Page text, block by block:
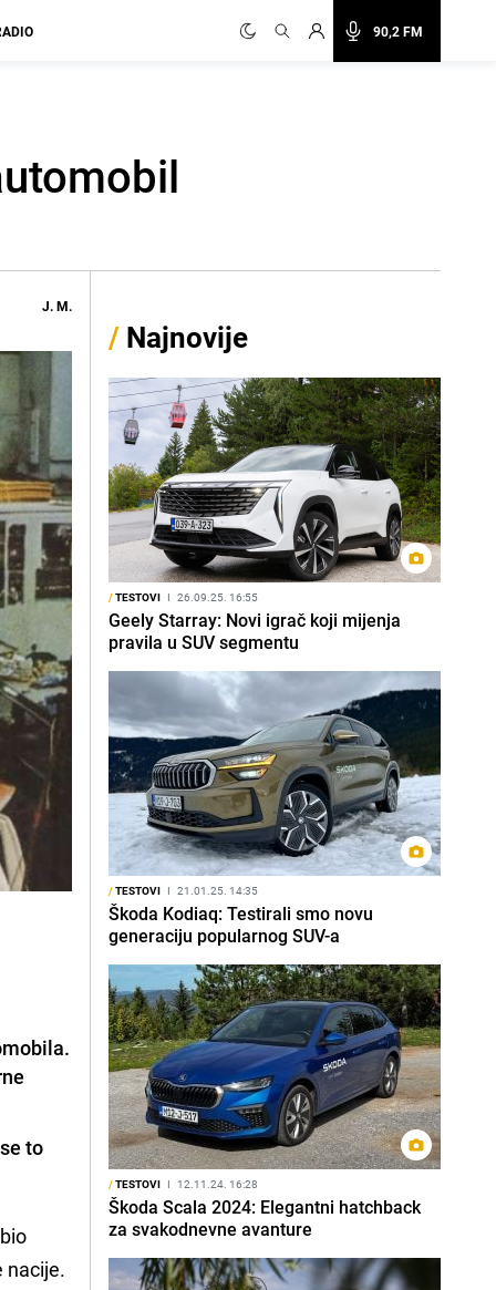
90,2 FM
J. M.
to
nacije.
/ Najnovije
/TESTOVI I 26.09.25. 16:55
Geely Starray: Novi igrač koji mijenja
pravila u SUV segmentu
/TESTOVI I 21.01.25. 14:35
Škoda Kodiaq: Testirali smo novu
generaciju popularnog SUV-a
/TESTOVI I 12.11.24. 16:28
Škoda Scala 2024: Elegantni hatchback
za svakodnevne avanture